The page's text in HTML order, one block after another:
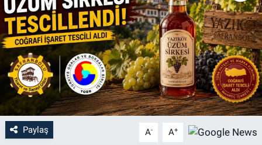
Paylaş A- A+